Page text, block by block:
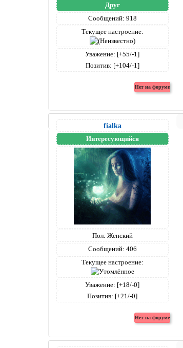
Друг
Сообщений: 918
Текущее настроение:
Уважение: [+55/-1]
Позитив: [+104/-1]
fialka
Интересующийся
Пол: Женский
Сообщений: 406
Текущее настроение:
Уважение: [+18/-0]
Позитив: [+21/-0]